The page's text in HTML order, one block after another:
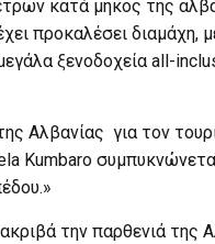
κατά μήκος της
προκαλέσει διαμάχη,
ξενοδοχεία all-
Αλβανίας για τον
Kumbaro
την παρθενιά της